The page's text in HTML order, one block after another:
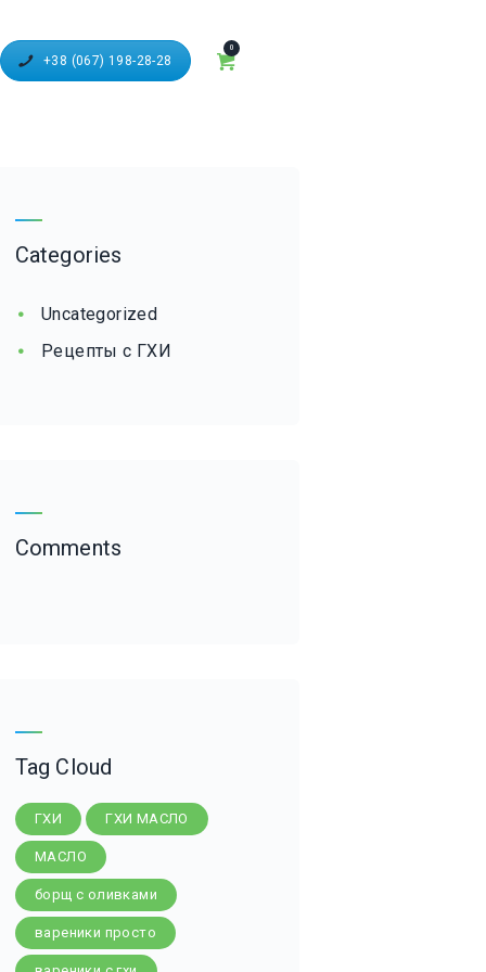
+38 (067) 198-28-28
0
Categories
Uncategorized
Рецепты с ГХИ
Comments
Tag Cloud
ГХИ ГХИ МАСЛО
МАСЛО
борщ с оливками
вареники просто